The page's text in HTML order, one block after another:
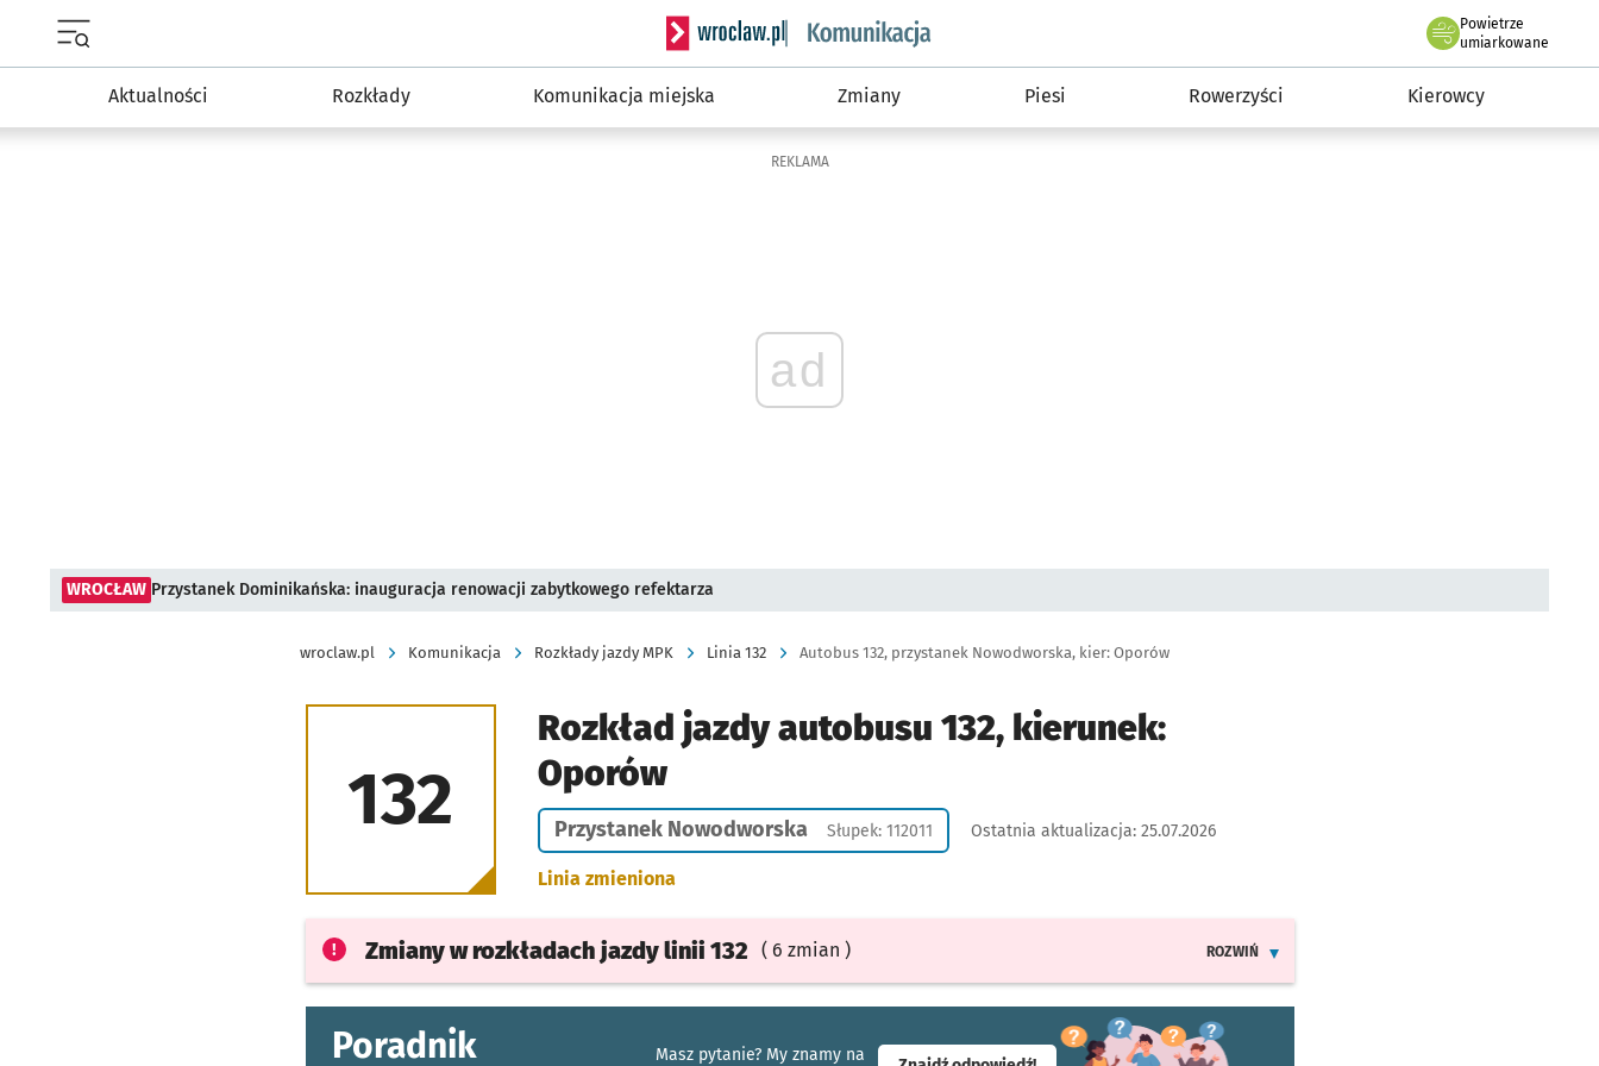
Serwis informacyjny wroclaw.pl podserwis: Komunikacja
Powietrze
we Wrocławiu
umiarkowane
Aktualności Rozkłady Komunikacja miejska Zmiany Piesi Rowerzyści Kierowcy
REKLAMA
ad
WROCŁAW Przystanek Dominikańska: inauguracja renowacji zabytkowego refektarza
wroclaw.pl Komunikacja Rozkłady jazdy MPK Linia 132 Autobus 132, przystanek Nowodworska, kier: Oporów
132
Rozkład jazdy autobusu 132, kierunek:
Oporów
Przystanek Nowodworska Słupek: 112011 Ostatnia aktualizacja: 25.07.2026
Linia zmieniona
Zmiany w rozkładach jazdylinii 132 ( 6 zmian )
ROZWIŃ
Poradnik
Masz pytanie? My znamy na